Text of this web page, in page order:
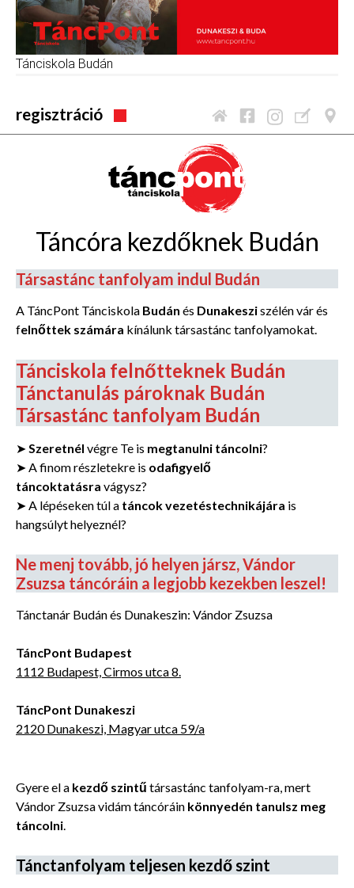
Tánciskola Budán
regisztráció
Táncóra kezdőknek Budán
Társastánc tanfolyam indul Budán
A TáncPont Tánciskola Budán és Dunakesziszélén vár és
felnőttek számára kínálunk társastánc tanfolyamokat.
Tánciskola felnőtteknek Budán
Tánctanulás pároknak Budán
Társastánc tanfolyam Budán
➤Szeretnél végre Te is megtanulni táncolni?
➤ A finom részletekre is odafigyelő
táncoktatásra vágysz?
➤ A lépéseken túl a táncok vezetéstechnikájára is
hangsúlyt helyeznél?
Ne menj tovább, jó helyen jársz, Vándor
Zsuzsa táncóráin a legjobb kezekben leszel!
Tánctanár Budán és Dunakeszin: Vándor Zsuzsa
TáncPont Budapest
1112 Budapest, Cirmos utca 8.
TáncPont Dunakeszi
2120 Dunakeszi, Magyar utca 59/a
Gyere el a kezdő szintű társastánc tanfolyam-ra, mert
Vándor Zsuzsa vidám táncóráin könnyedén tanulsz meg
táncolni.
Tánctanfolyam teljesen kezdő szint